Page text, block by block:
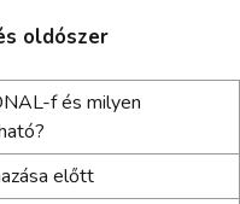
oldószer
f és milyen
előtt